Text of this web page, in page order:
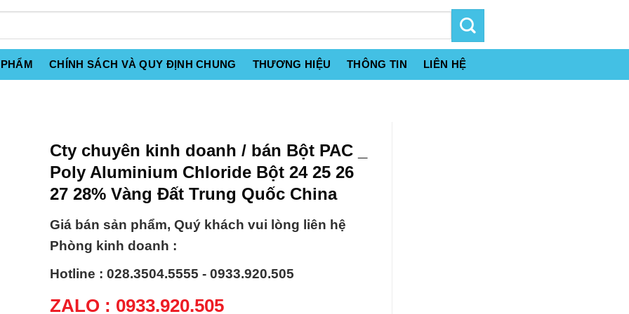
CHÍNH SÁCH VÀ QUY ĐỊNH CHUNG THƯƠNG HIỆU THÔNG TIN LIÊN HỆ
Cty chuyên kinh doanh / bán Bột PAC _
Poly Aluminium Chloride Bột 24 25 26
27 28% Vàng Đất Trung Quốc China
Giá bán sản phẩm, Quý khách vui lòng liên hệ
Phòng kinh doanh :
Hotline : 028.3504.5555 - 0933.920.505
ZALO : 0933.920.505